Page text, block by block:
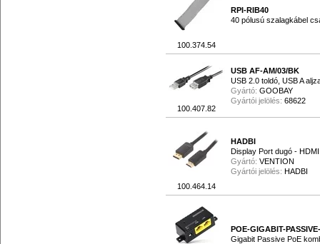
100.374.54
RPI-RIB40
40 pólusú szalagkábel
100.407.82
USB AF-AM/03/BK
USB 2.0 toldó, USB A
Gyártó: GOOBAY
Gyártói jelölés: 68622
100.464.14
HADBI
Display Port dugó -
Gyártó: VENTION
Gyártói jelölés: HADBI
POE-GIGABIT-
Gigabit Passive PoE